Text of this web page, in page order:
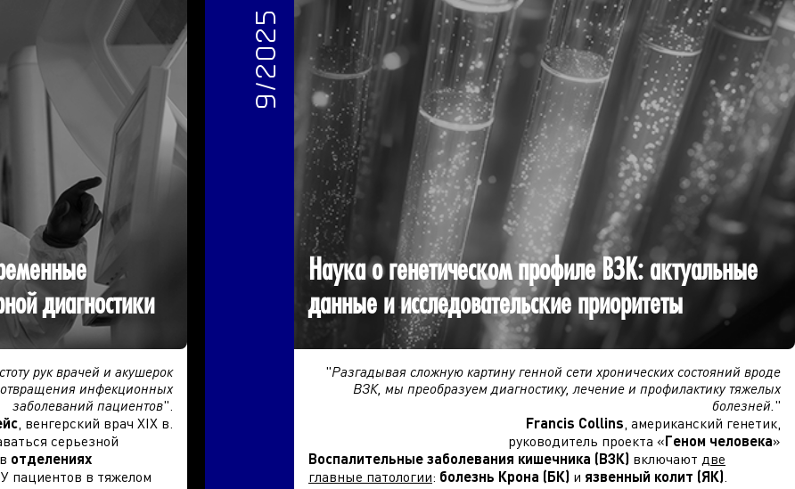
диагностики
рук врачей и акушерок
инфекционных
заболеваний пациентов".
, венгерский врач XIX в.
серьезной
отделениях
пациентов в тяжелом
9/2025
Наука о генетическом профиле ВЗК: актуальные
данные и исследовательские приоритеты
"Разгадывая сложную картину генной сети хронических состояний вроде
ВЗК, мы преобразуем диагностику, лечение и профилактику тяжелых
болезней."
Francis Collins, американский генетик,
руководитель проекта «Геном человека»
Воспалительные заболевания кишечника (ВЗК) включают две
главные патологии: болезнь Крона (БК) и язвенный колит (ЯК).